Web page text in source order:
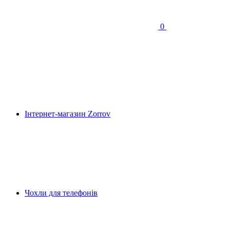
0
Інтернет-магазин Zorrov
Чохли для телефонів